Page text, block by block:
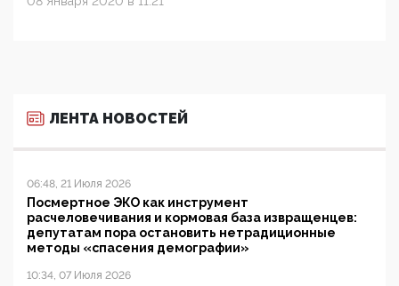
ЛЕНТА НОВОСТЕЙ
06:48, 21 Июля 2026
Посмертное ЭКО как инструмент
расчеловечивания и кормовая база извращенцев:
депутатам пора остановить нетрадиционные
методы «спасения демографии»
10:34, 07 Июля 2026